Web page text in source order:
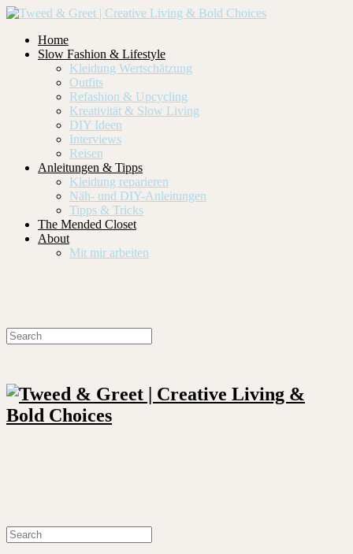
Home
Slow Fashion & Lifestyle
Kleidung Wertschätzung
Outfits
Refashion & Upcycling
Kreativität & Slow Living
DIY Ideen
Interviews
Reisen
Anleitungen & Tipps
Kleidung reparieren
Näh- und DIY-Anleitungen
Tipps & Tricks
The Mended Closet
About
Mit mir arbeiten